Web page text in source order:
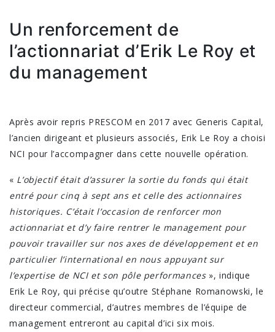
Un renforcement de
l’actionnariat d’Erik Le Roy et
du management
Après avoir repris PRESCOM en 2017 avec Generis Capital,
l’ancien dirigeant et plusieurs associés, Erik Le Roy a choisi
NCI pour l’accompagner dans cette nouvelle opération.
« L’objectif était d’assurer la sortie du fonds qui était
entré pour cinq à sept ans et celle des actionnaires
historiques. C’était l’occasion de renforcer mon
actionnariat et d’y faire rentrer le management pour
pouvoir travailler sur nos axes de développement et en
particulier l’international en nous appuyant sur
l’expertise de NCI et son pôle performances », indique
Erik Le Roy, qui précise qu’outre Stéphane Romanowski, le
directeur commercial, d’autres membres de l’équipe de
management entreront au capital d’ici six mois.